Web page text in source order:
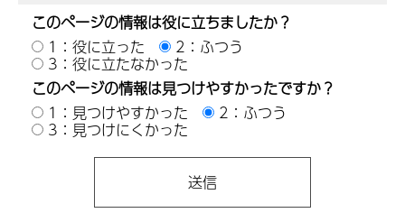
このページの情報は役に立ちましたか？
1：役に立った
2：ふつう
3：役に立たなかった
このページの情報は見つけやすかったですか？
1：見つけやすかった
2：ふつう
3：見つけにくかった